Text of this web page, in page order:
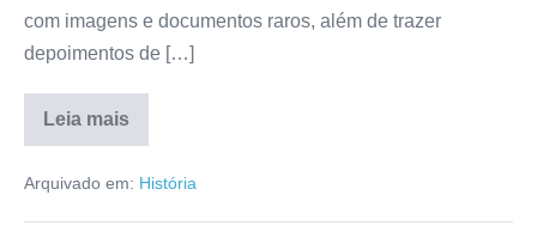
com imagens e documentos raros, além de trazer
depoimentos de […]
Leia mais
Arquivado em: História